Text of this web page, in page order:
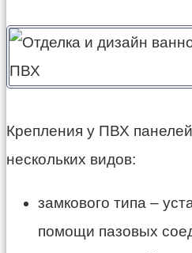
Крепления у ПВХ
нескольких видов:
замкового типа –
помощи пазовых